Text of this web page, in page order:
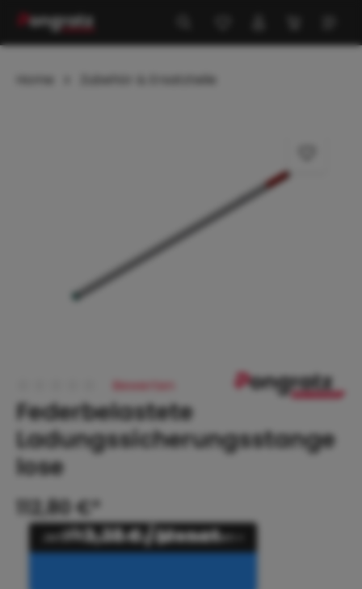
springen
Home Zubehör & Ersatzteile
Durchschnittliche Bewertung von 0 von 5 Sternen
Bewerten
Federbelastete
Ladungssicherungsstange
lose
112,80 €*
ab3,38 € / Monat